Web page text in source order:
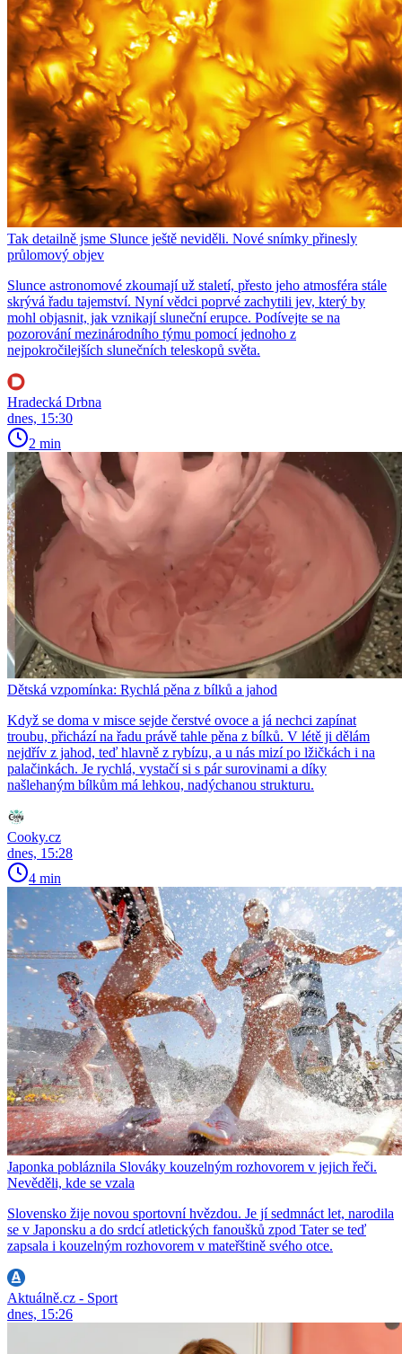
Tak detailně jsme Slunce ještě neviděli. Nové snímky přinesly
průlomový objev
Slunce astronomové zkoumají už staletí, přesto jeho atmosféra stále
skrývá řadu tajemství. Nyní vědci poprvé zachytili jev, který by
mohl objasnit, jak vznikají sluneční erupce. Podívejte se na
pozorování mezinárodního týmu pomocí jednoho z
nejpokročilejších slunečních teleskopů světa.
Hradecká Drbna
dnes, 15:30
2 min
Dětská vzpomínka: Rychlá pěna z bílků a jahod
Když se doma v misce sejde čerstvé ovoce a já nechci zapínat
troubu, přichází na řadu právě tahle pěna z bílků. V létě ji dělám
nejdřív z jahod, teď hlavně z rybízu, a u nás mizí po lžičkách i na
palačinkách. Je rychlá, vystačí si s pár surovinami a díky
našlehaným bílkům má lehkou, nadýchanou strukturu.
Cooky.cz
dnes, 15:28
4 min
Japonka pobláznila Slováky kouzelným rozhovorem v jejich řeči.
Nevěděli, kde se vzala
Slovensko žije novou sportovní hvězdou. Je jí sedmnáct let, narodila
se v Japonsku a do srdcí atletických fanoušků zpod Tater se teď
zapsala i kouzelným rozhovorem v mateřštině svého otce.
Aktuálně.cz - Sport
dnes, 15:26